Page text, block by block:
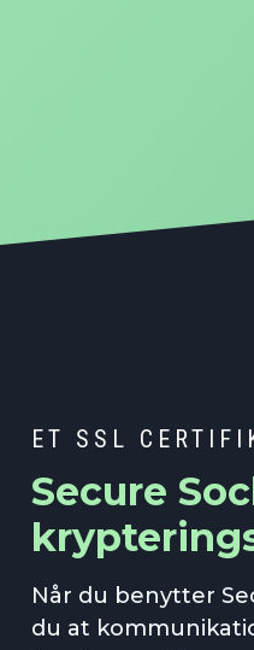
ET SSL
Secure
Når du benytter
du at